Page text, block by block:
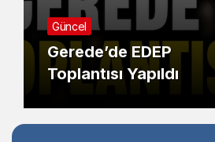
Güncel
Gerede’de EDEP
Toplantısı Yapıldı